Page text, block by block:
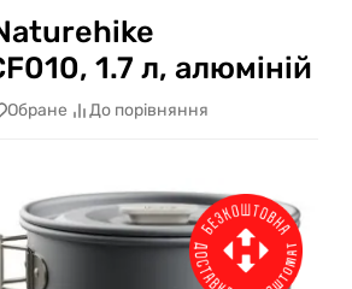
1.7 л, алюміній
Обране До порівняння